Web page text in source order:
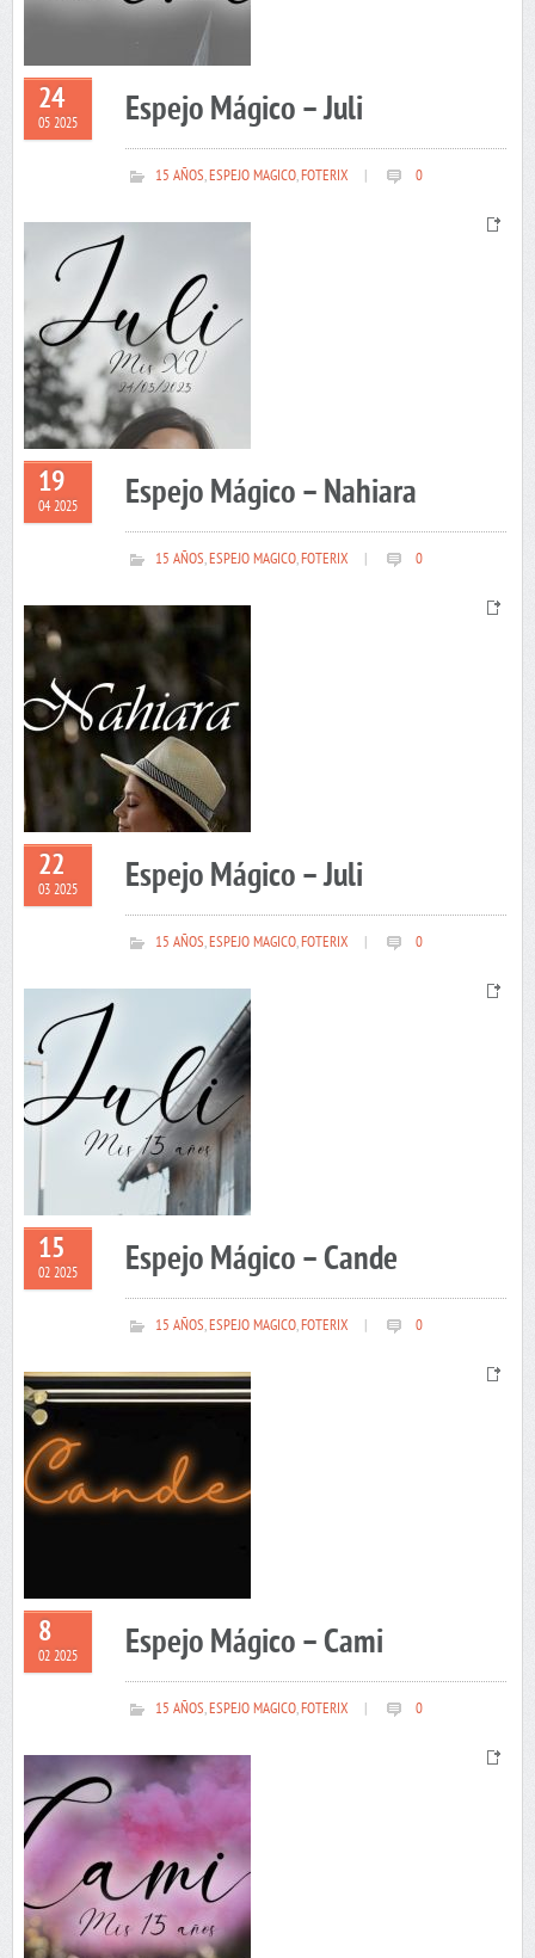
24
05 2025 Espejo Mágico – Juli
15 AÑOS,ESPEJO MAGICO,FOTERIX 0
19
04 2025 Espejo Mágico – Nahiara
15 AÑOS,ESPEJO MAGICO,FOTERIX 0
22
03 2025 Espejo Mágico – Juli
15 AÑOS,ESPEJO MAGICO,FOTERIX 0
15
02 2025 Espejo Mágico – Cande
15 AÑOS,ESPEJO MAGICO,FOTERIX 0
8
02 2025 Espejo Mágico – Cami
15 AÑOS,ESPEJO MAGICO,FOTERIX 0